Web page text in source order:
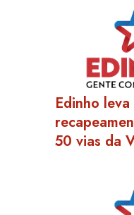
Edinho leva
50 vias da